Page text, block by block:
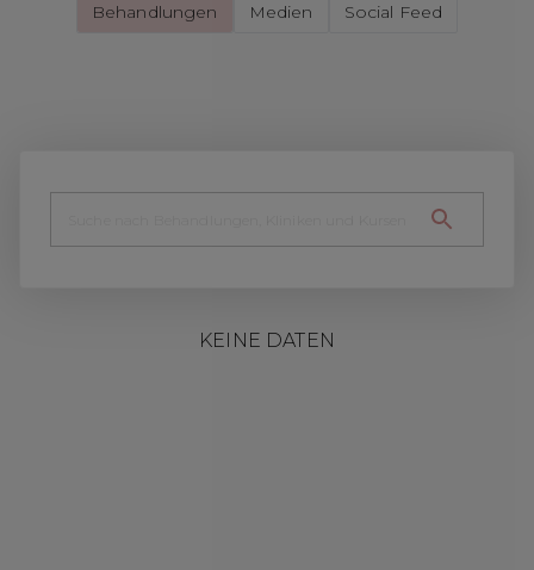
Behandlungen Medien Social Feed
KEINE DATEN